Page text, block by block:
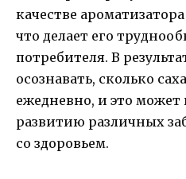
качестве
что делает его
потребителя. В
осознавать, сколько
ежедневно, и это может
развитию различных
со здоровьем.